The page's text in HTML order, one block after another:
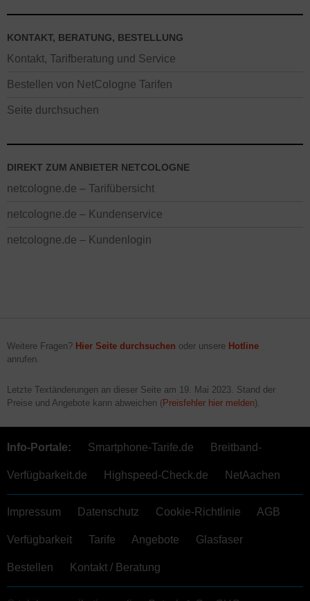
KONTAKT, BERATUNG, BESTELLUNG
Kontakt, Tarifberatung und Service
Bestellen von NetCologne Tarifen
Seite durchsuchen
DIREKT ZUM ANBIETER NETCOLOGNE
netcologne.de – Tarifübersicht
netcologne.de – Kundenservice
netcologne.de – Kundenlogin
Weitere Fragen? Hier Seite durchsuchen oder unsere Hotline
anrufen.
Letzte Textänderungen an dieser Seite am 19. Mai 2023 . Stand der
Preise und Angebote kann abweichen (Preisfehler hier melden).
Info-Portale: Smartphone-Tarife.de Breitband-
Verfügbarkeit.de Highspeed-Check.de NetAachen
Impressum Datenschutz Cookie-Richtlinie AGB
Verfügbarkeit Tarife Angebote Glasfaser
Bestellen Kontakt / Beratung